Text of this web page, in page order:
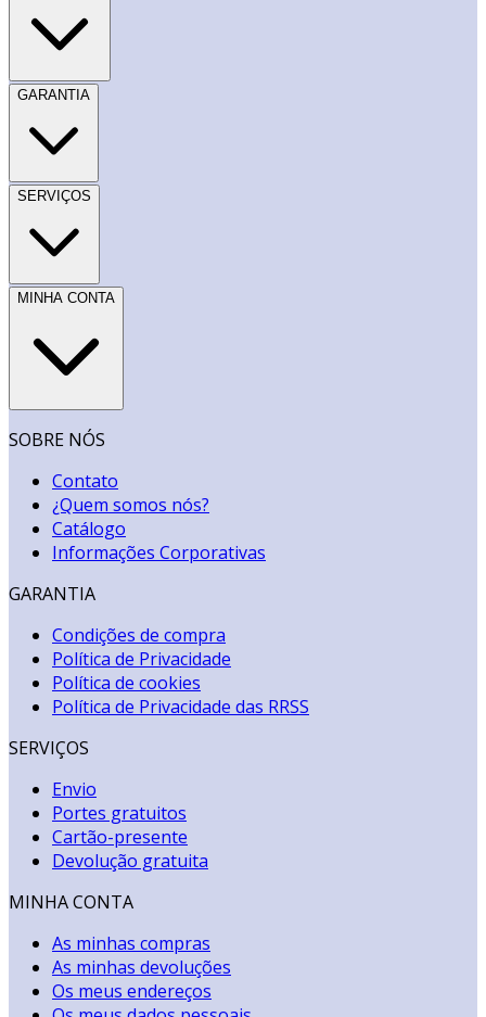
GARANTIA
SERVIÇOS
MINHA CONTA
SOBRE NÓS
Contato
¿Quem somos nós?
Catálogo
Informações Corporativas
GARANTIA
Condições de compra
Política de Privacidade
Política de cookies
Política de Privacidade das RRSS
SERVIÇOS
Envio
Portes gratuitos
Cartão-presente
Devolução gratuita
MINHA CONTA
As minhas compras
As minhas devoluções
Os meus endereços